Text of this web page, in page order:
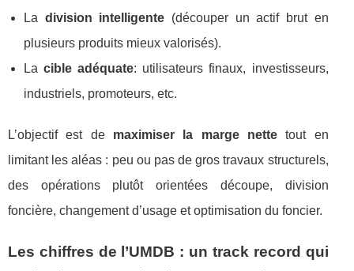
La division intelligente (découper un actif brut en
plusieurs produits mieux valorisés).
Lacible adéquate: utilisateurs finaux, investisseurs,
industriels, promoteurs, etc.
L’objectif est de maximiser la marge nettetout en
limitant les aléas : peu ou pas de gros travaux structurels,
des opérations plutôt orientées découpe, division
foncière, changement d’usage et optimisation du foncier.
Les chiffres de l’UMDB : un track record qui